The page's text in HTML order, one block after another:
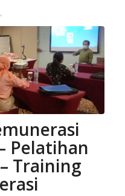
Pelatihan
Training